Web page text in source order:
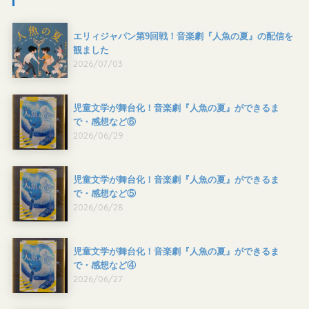
エリィジャパン第9回戦！音楽劇『人魚の夏』の配信を
観ました
2026/07/03
児童文学が舞台化！音楽劇『人魚の夏』ができるま
で・感想など⑥
2026/06/29
児童文学が舞台化！音楽劇『人魚の夏』ができるま
で・感想など⑤
2026/06/28
児童文学が舞台化！音楽劇『人魚の夏』ができるま
で・感想など④
2026/06/27